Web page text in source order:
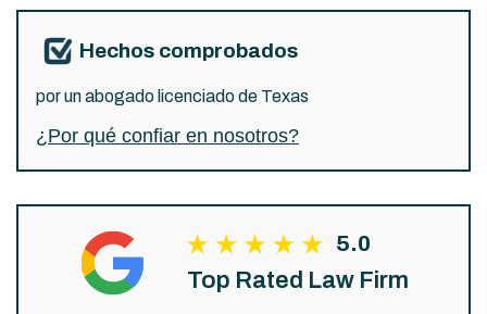
Hechos comprobados
por un abogado licenciado de Texas
¿Por qué confiar en nosotros?
5.0
Top Rated Law Firm